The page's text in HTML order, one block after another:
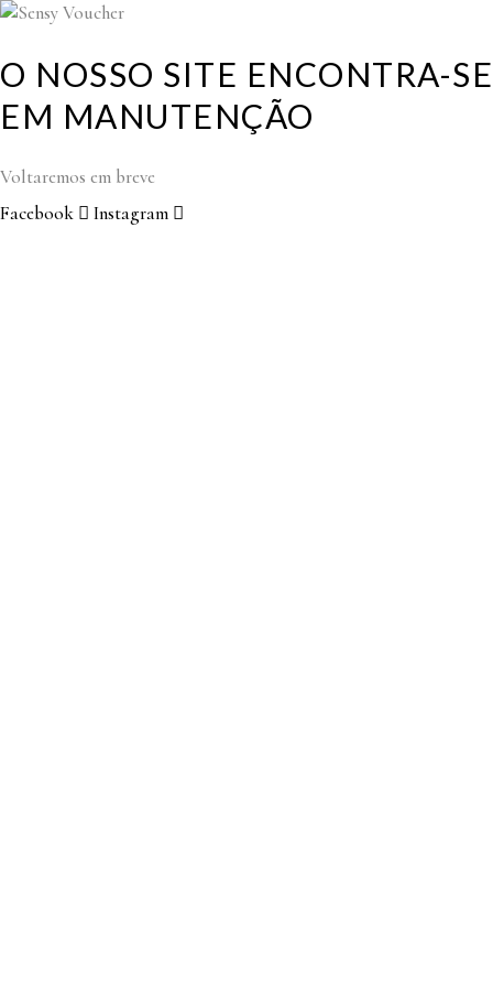
O NOSSO SITE ENCONTRA-SE
EM MANUTENÇÃO
Voltaremos em breve
Facebook
Instagram